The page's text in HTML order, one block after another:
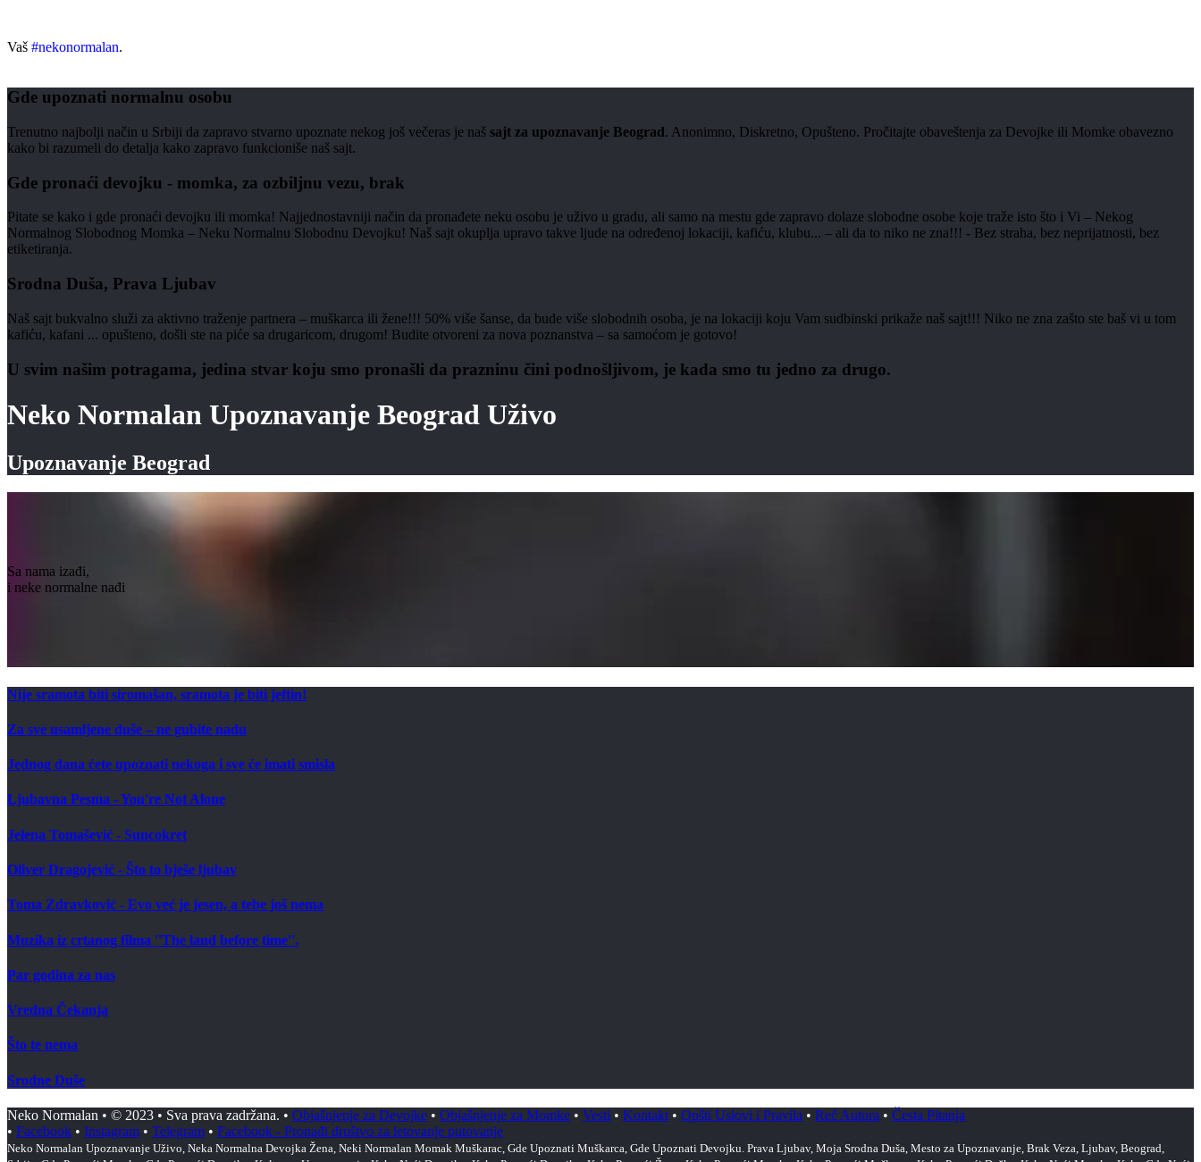
Vaš #nekonormalan.
Gde upoznati normalnu osobu
Trenutno najbolji način u Srbiji da zapravo stvarno upoznate nekog još večeras je naš sajt za upoznavanje Beograd. Anonimno, Diskretno, Opušteno. Pročitajte obaveštenja za Devojke ili Momke obavezno
kako bi razumeli do detalja kako zapravo funkcioniše naš sajt.
Gde pronaći devojku - momka, za ozbiljnu vezu, brak
Pitate se kako i gde pronaći devojku ili momka! Najjednostavniji način da pronađete neku osobu je uživo u gradu, ali samo na mestu gde zapravo dolaze slobodne osobe koje traže isto što i Vi – Nekog
Normalnog Slobodnog Momka – Neku Normalnu Slobodnu Devojku! Naš sajt okuplja upravo takve ljude na određenoj lokaciji, kafiću, klubu... – ali da to niko ne zna!!! - Bez straha, bez neprijatnosti, bez
etiketiranja.
Srodna Duša, Prava Ljubav
Naš sajt bukvalno služi za aktivno traženje partnera – muškarca ili žene!!! 50% više šanse, da bude više slobodnih osoba, je na lokaciji koju Vam sudbinski prikaže naš sajt!!! Niko ne zna zašto ste baš vi u tom
kafiću, kafani ... opušteno, došli ste na piće sa drugaricom, drugom! Budite otvoreni za nova poznanstva – sa samoćom je gotovo!
U svim našim potragama, jedina stvar koju smo pronašli da prazninu čini podnošljivom, je kada smo tu jedno za drugo.
Neko Normalan Upoznavanje Beograd Uživo
Upoznavanje Beograd
Sa nama izađi,
i neke normalne nađi
Nije sramota biti siromašan, sramota je biti jeftin!
Za sve usamljene duše – ne gubite nadu
Jednog dana ćete upoznati nekoga i sve će imati smisla
Ljubavna Pesma - You're Not Alone
Jelena Tomašević - Suncokret
Oliver Dragojević - Što to bješe ljubav
Toma Zdravković - Evo već je jesen, a tebe još nema
Muzika iz crtanog filma ''The land before time''.
Par godina za nas
Vredna Čekanja
Što te nema
Srodne Duše
Neko Normalan • © 2023 • Sva prava zadržana. • Objašnjenje za Devojke • Objašnjenje za Momke • Vesti • Kontakt • Opšti Uslovi i Pravila • Reč Autora • Česta Pitanja
• Facebook • Instagram • Telegram • Facebook - Pronađi društvo za letovanje putovanje
Neko Normalan Upoznavanje Uživo, Neka Normalna Devojka Žena, Neki Normalan Momak Muškarac, Gde Upoznati Muškarca, Gde Upoznati Devojku. Prava Ljubav, Moja Srodna Duša, Mesto za Upoznavanje, Brak Veza, Ljubav, Beograd,